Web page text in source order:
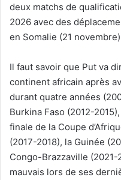
deux matchs de
2026 avec des
en Somalie (21
Il faut savoir que Put va
continent africain après
durant quatre années
Burkina Faso (2012-
finale de la Coupe
(2017-2018), la Guinée
Congo-Brazzaville
mauvais lors de ses